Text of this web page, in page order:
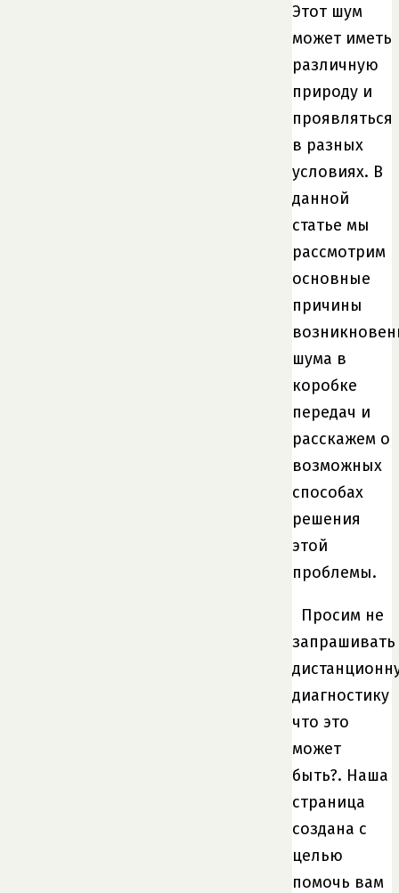
Этот шум
может иметь
различную
природу и
проявляться
в разных
условиях. В
данной
статье мы
рассмотрим
основные
причины
шума в
коробке
передач и
расскажем о
возможных
способах
решения
этой
проблемы.
Просим не
запрашивать
диагностику
что это
может
быть?. Наша
страница
создана с
целью
помочь вам